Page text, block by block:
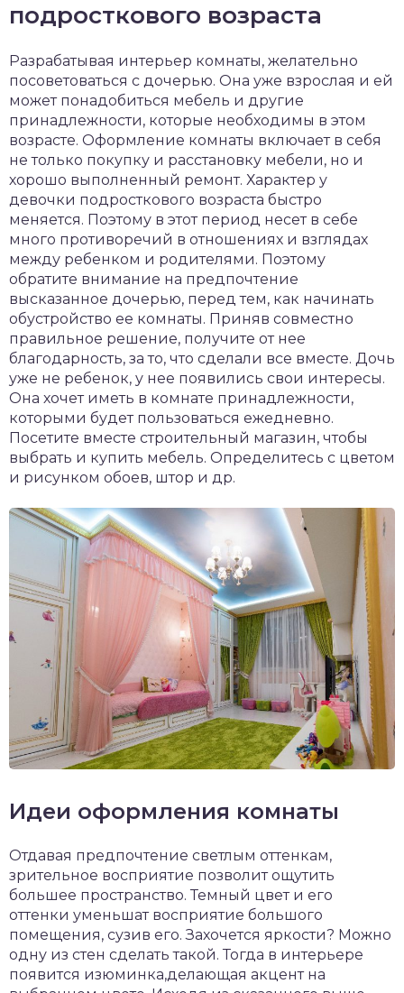
подросткового возраста
Разрабатывая интерьер комнаты, желательно
посоветоваться с дочерью. Она уже взрослая и ей
может понадобиться мебель и другие
принадлежности, которые необходимы в этом
возрасте. Оформление комнаты включает в себя
не только покупку и расстановку мебели, но и
хорошо выполненный ремонт. Характер у
девочки подросткового возраста быстро
меняется. Поэтому в этот период несет в себе
много противоречий в отношениях и взглядах
между ребенком и родителями. Поэтому
обратите внимание на предпочтение
высказанное дочерью, перед тем, как начинать
обустройство ее комнаты. Приняв совместно
правильное решение, получите от нее
благодарность, за то, что сделали все вместе. Дочь
уже не ребенок, у нее появились свои интересы.
Она хочет иметь в комнате принадлежности,
которыми будет пользоваться ежедневно.
Посетите вместе строительный магазин, чтобы
выбрать и купить мебель. Определитесь с цветом
и рисунком обоев, штор и др.
Идеи оформления комнаты
Отдавая предпочтение светлым оттенкам,
зрительное восприятие позволит ощутить
большее пространство. Темный цвет и его
оттенки уменьшат восприятие большого
помещения, сузив его. Захочется яркости? Можно
одну из стен сделать такой. Тогда в интерьере
появится изюминка,делающая акцент на